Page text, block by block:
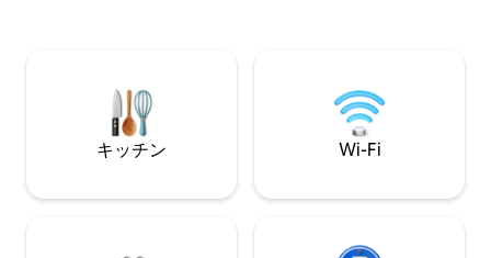
られない思い出となることでしょう。
適で楽しい滞在の
ザイン
キッチン Wi-Fi